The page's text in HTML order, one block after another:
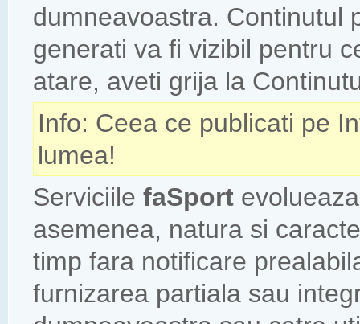
dumneavoastra. Continutul
generati va fi vizibil pentru
atare, aveti grija la
Info: Ceea ce publicati pe
lumea!
Serviciile faSport
asemenea, natura si
timp fara notificare
furnizarea partiala sau